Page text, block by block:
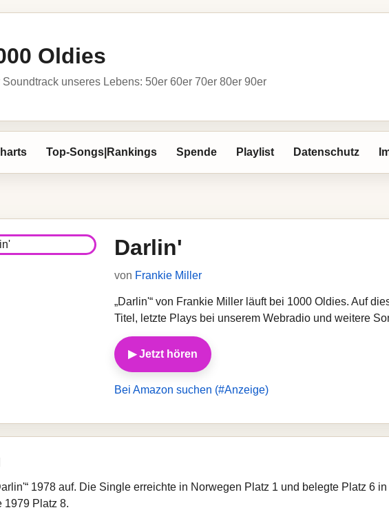
Oldies
Soundtrack unseres Lebens: 50er 60er 70er 80er 90er
Top-Songs|Rankings Spende Playlist Datenschutz
Darlin'
von Frankie Miller
„Darlin'“ von Frankie Miller läuft bei 1000 Oldies. Auf
Titel, letzte Plays bei unserem Webradio und weitere
▶ Jetzt hören
Bei Amazon suchen (#Anzeige)
1978 auf. Die Single erreichte in Norwegen Platz 1 und belegte Platz 6
1979 Platz 8.